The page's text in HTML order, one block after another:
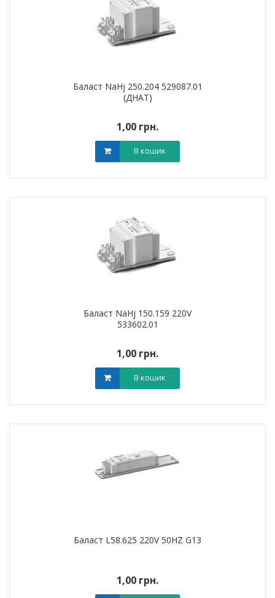
Баласт NaHj 250.204 529087.01
(ДНАТ)
1,00 грн.
В кошик
Баласт NaHj 150.159 220V
533602.01
1,00 грн.
В кошик
Баласт L58.625 220V 50HZ G13
1,00 грн.